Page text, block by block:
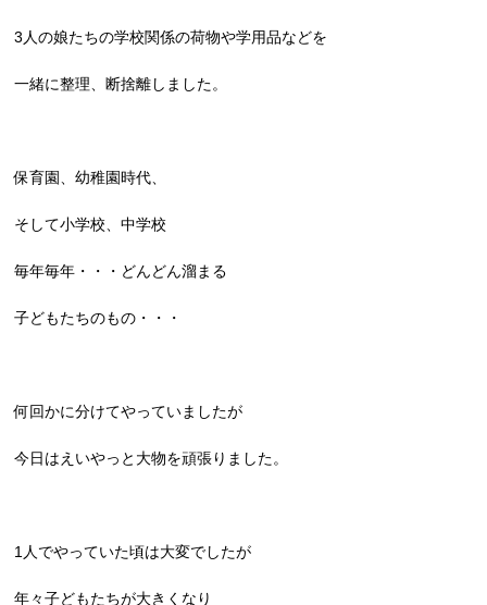
3人の娘たちの学校関係の荷物や学用品などを
一緒に整理、断捨離しました。
保育園、幼稚園時代、
そして小学校、中学校
毎年毎年・・・どんどん溜まる
子どもたちのもの・・・
何回かに分けてやっていましたが
今日はえいやっと大物を頑張りました。
1人でやっていた頃は大変でしたが
年々子どもたちが大きくなり